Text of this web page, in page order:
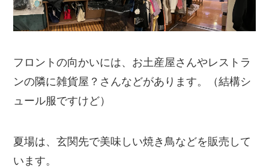
フロントの向かいには、お土産屋さんやレストラ
ンの隣に雑貨屋？さんなどがあります。（結構シ
ュール服ですけど）
夏場は、玄関先で美味しい焼き鳥などを販売して
います。